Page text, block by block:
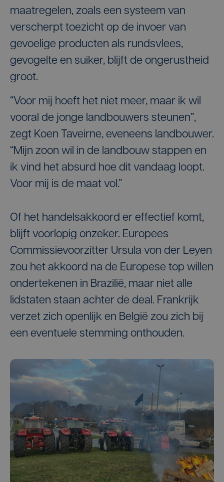
maatregelen, zoals een systeem van
verscherpt toezicht op de invoer van
gevoelige producten als rundsvlees,
gevogelte en suiker, blijft de ongerustheid
groot.
“Voor mij hoeft het niet meer, maar ik wil
vooral de jonge landbouwers steunen”,
zegt Koen Taveirne, eveneens landbouwer.
“Mijn zoon wil in de landbouw stappen en
ik vind het absurd hoe dit vandaag loopt.
Voor mij is de maat vol.”
Of het handelsakkoord er effectief komt,
blijft voorlopig onzeker. Europees
Commissievoorzitter Ursula von der Leyen
zou het akkoord na de Europese top willen
ondertekenen in Brazilië, maar niet alle
lidstaten staan achter de deal. Frankrijk
verzet zich openlijk en België zou zich bij
een eventuele stemming onthouden.